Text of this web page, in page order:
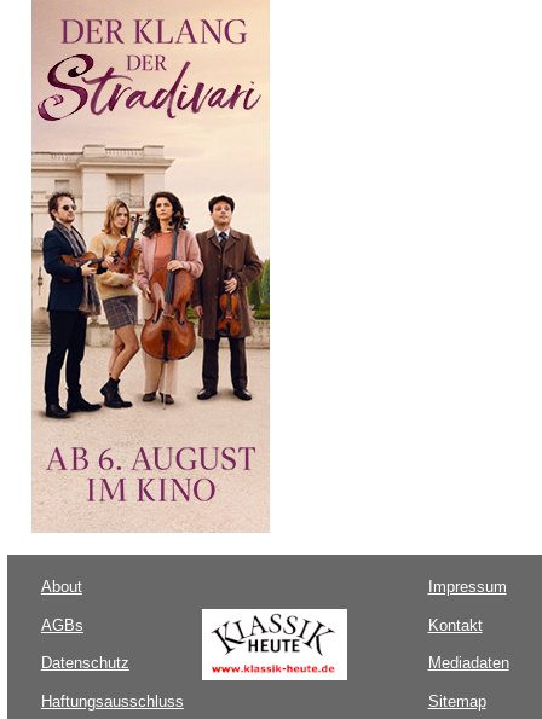
About
AGBs
Datenschutz
Haftungsausschluss
Impressum
Kontakt
Mediadaten
Sitemap